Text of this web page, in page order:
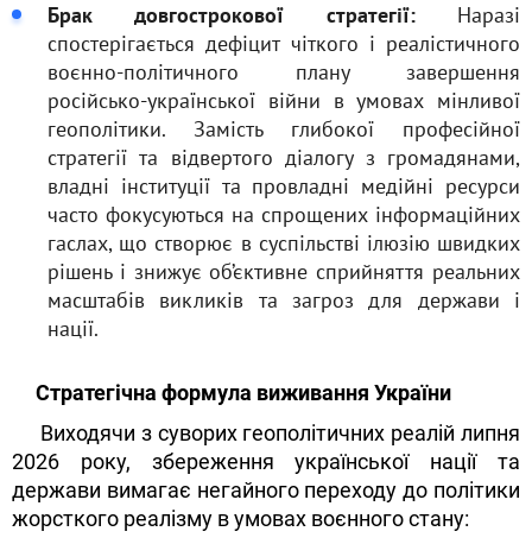
Брак довгострокової стратегії:Наразі
спостерігається дефіцит чіткого і реалістичного
воєнно-політичного плану завершення
російсько-української війни в умовах мінливої
геополітики. Замість глибокої професійної
стратегії та відвертого діалогу з громадянами,
владні інституції та провладні медійні ресурси
часто фокусуються на спрощених інформаційних
гаслах, що створює в суспільстві ілюзію швидких
рішень і знижує об’єктивне сприйняття реальних
масштабів викликів та загроз для держави і
нації.
Стратегічна формула виживання України
Виходячи з суворих геополітичних реалій липня
2026 року, збереження української нації та
держави вимагає негайного переходу до політики
жорсткого реалізму в умовах воєнного стану: